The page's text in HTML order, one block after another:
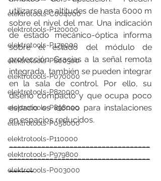
elektrotools-C004000
elektrotools-P120000
elektrotools-P179000
elektrotools-P800300
elektrotools-P070000
elektrotools-P820000
elektrotools-P898000
elektrotools-P058000
elektrotools-P110000
elektrotools-P979800
elektrotools-P003000
utilizarse en altitudes de hasta 6000 m
sobre el nivel del mar. Una indicación
de estado mecánico-óptica informa
sobre el estado del módulo de
protección. Gracias a la señal remota
integrada, también se pueden integrar
en la sala de control. Por ello, su
diseño compacto y que ocupa poco
espacio es idóneo para instalaciones
en espacios reducidos.
___________________________________
___________________________________
______